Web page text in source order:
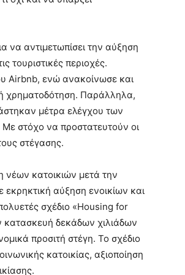
να αντιμετωπίσει την αύξηση
τουριστικές περιοχές.
Airbnb, ενώ ανακοίνωσε και
χρηματοδότηση. Παράλληλα,
μέτρα ελέγχου των
στόχο να προστατευτούν οι
στέγασης.
νέων κατοικιών μετά την
εκρηκτική αύξηση ενοικίων και
σχέδιο «Housing for
δεκάδων χιλιάδων
προσιτή στέγη. Το σχέδιο
κατοικίας, αξιοποίηση